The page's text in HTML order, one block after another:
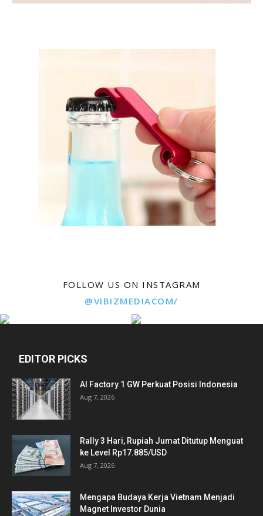
FOLLOW US ON INSTAGRAM
@VIBIZMEDIACOM/
EDITOR PICKS
AI Factory 1 GW Perkuat Posisi Indonesia
Aug 7, 2026
Rally 3 Hari, Rupiah Jumat Ditutup Menguat
ke Level Rp17.885/USD
Aug 7, 2026
Mengapa Budaya Kerja Vietnam Menjadi
Magnet Investor Dunia